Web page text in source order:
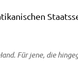
Für jene, die